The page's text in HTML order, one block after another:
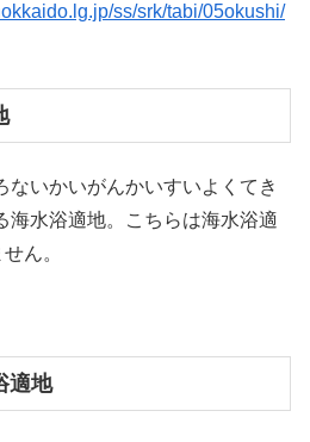
ss/srk/tabi/05okushi/
ないかいがんかいすいよくてき
海水浴適地。こちらは海水浴適
ん。
適地